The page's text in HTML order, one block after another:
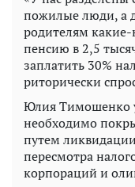
пожилые люди, а
родителям
пенсию в 2,5
заплатить 30%
риторически
Юлия Тимошенко
необходимо
путем
пересмотра
корпораций и